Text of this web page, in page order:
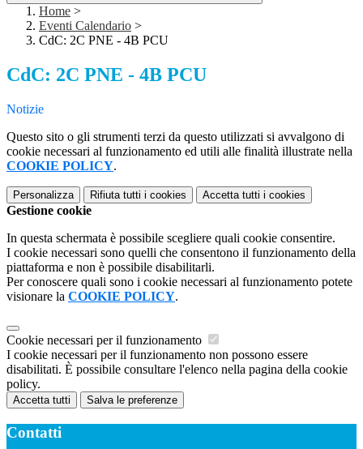
Home >
Eventi Calendario >
CdC: 2C PNE - 4B PCU
CdC: 2C PNE - 4B PCU
Notizie
Questo sito o gli strumenti terzi da questo utilizzati si avvalgono di
cookie necessari al funzionamento ed utili alle finalità illustrate nella
COOKIE POLICY.
Personalizza Rifiuta tutti i cookies Accetta tutti i cookies
Gestione cookie
In questa schermata è possibile scegliere quali cookie consentire.
I cookie necessari sono quelli che consentono il funzionamento della
piattaforma e non è possibile disabilitarli.
Per conoscere quali sono i cookie necessari al funzionamento potete
visionare la COOKIE POLICY.
Cookie necessari per il funzionamento
I cookie necessari per il funzionamento non possono essere
disabilitati. È possibile consultare l'elenco nella pagina della cookie
policy.
Accetta tutti Salva le preferenze
Contatti